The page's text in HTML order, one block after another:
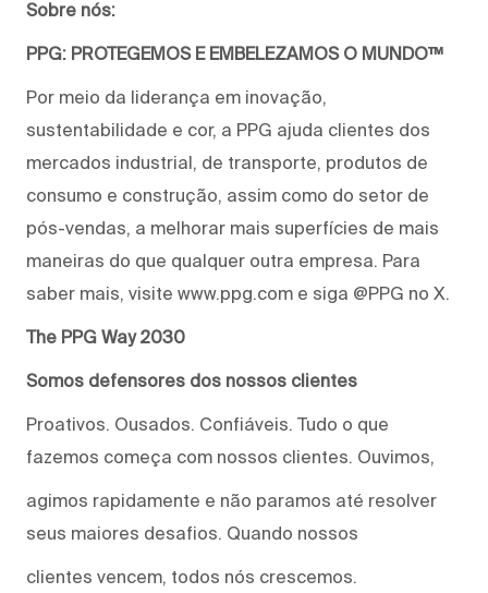
Sobre nós:
PPG: PROTEGEMOS E EMBELEZAMOS O MUNDO™
Por meio da liderança em inovação,
sustentabilidade e cor, a PPG ajuda clientes dos
mercados industrial, de transporte, produtos de
consumo e construção, assim como do setor de
pós-vendas, a melhorar mais superfícies de mais
maneiras do que qualquer outra empresa. Para
saber mais, visite www.ppg.com e siga @PPG no X.
The PPG Way 2030
Somos defensores dos nossos clientes
Proativos. Ousados. Confiáveis. Tudo o que
fazemos começa com nossos clientes. Ouvimos,
agimos rapidamente e não paramos até resolver
seus maiores desafios. Quando nossos
clientes vencem, todos nós crescemos.